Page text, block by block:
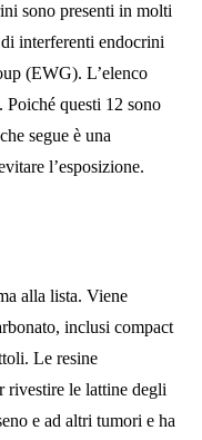
sono presenti in molti
interferenti endocrini
(EWG). L’elenco
questi 12 sono
segue è una
l’esposizione.
alla lista. Viene
inclusi compact
Le resine
rivestire le lattine degli
e ad altri tumori e ha